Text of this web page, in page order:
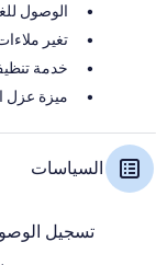
الوصول
تغير
خدمة
ميزة عزل
السياسات
تسجيل